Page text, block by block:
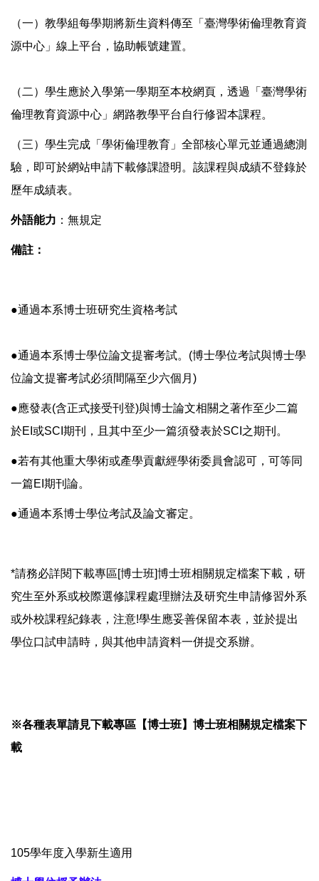
（一）教學組每學期將新生資料傳至「臺灣學術倫理教育資
源中心」線上平台，協助帳號建置。
（二）學生應於入學第一學期至本校網頁，透過「臺灣學術
倫理教育資源中心」網路教學平台自行修習本課程。
（三）學生完成「學術倫理教育」全部核心單元並通過總測
驗，即可於網站申請下載修課證明。該課程與成績不登錄於
歷年成績表。
外語能力 ：無規定
備註：
●通過本系博士班研究生資格考試
●通過本系博士學位論文提審考試。(博士學位考試與博士學
位論文提審考試必須間隔至少六個月)
●應發表(含正式接受刊登)與博士論文相關之著作至少二篇
於EI或SCI期刊，且其中至少一篇須發表於SCI之期刊。
●若有其他重大學術或產學貢獻經學術委員會認可，可等同
一篇EI期刊論。
●通過本系博士學位考試及論文審定。
*請務必詳閱下載專區[博士班]博士班相關規定檔案下載，研
究生至外系或校際選修課程處理辦法及研究生申請修習外系
或外校課程紀錄表，注意!學生應妥善保留本表，並於提出
學位口試申請時，與其他申請資料一併提交系辦。
※各種表單請見下載專區【博士班】博士班相關規定檔案下
載
105學年度入學新生適用